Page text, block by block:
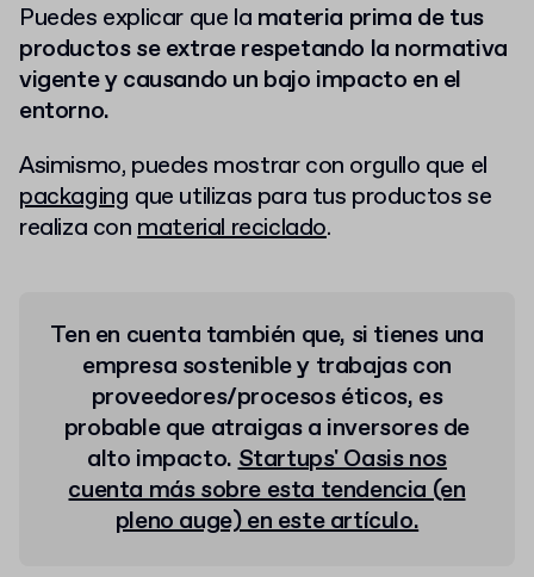
Puedes explicar que la materia prima de tus
productos se extrae respetando la normativa
vigente y causando un bajo impacto en el
entorno.
Asimismo, puedes mostrar con orgullo que el
packaging que utilizas para tus productos se
realiza conmaterial reciclado.
Ten en cuenta también que, si tienes una
empresa sostenible y trabajas con
proveedores/procesos éticos, es
probable que atraigas a inversores de
alto impacto.Startups' Oasis nos
cuenta más sobre esta tendencia (en
pleno auge) en este artículo.